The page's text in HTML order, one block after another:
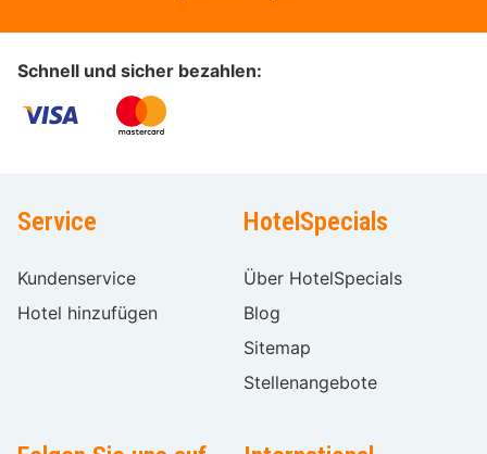
Schnell und sicher bezahlen:
Service
Kundenservice
Hotel hinzufügen
HotelSpecials
Über HotelSpecials
Blog
Sitemap
Stellenangebote